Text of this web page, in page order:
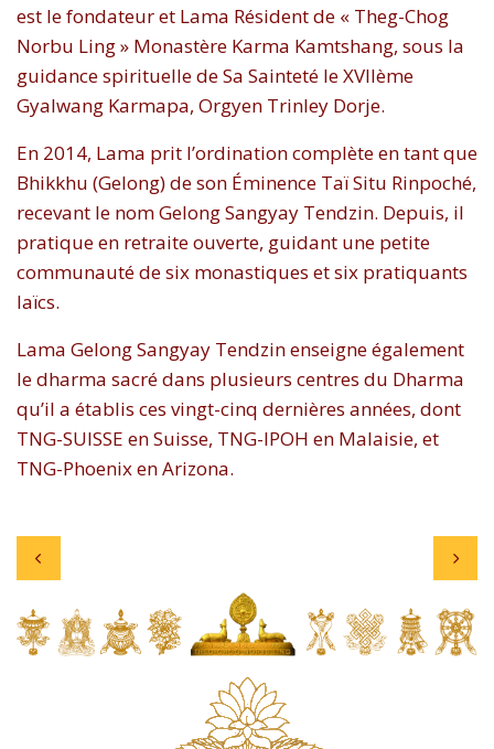
est le fondateur et Lama Résident de « Theg-Chog
Norbu Ling » Monastère Karma Kamtshang, sous la
guidance spirituelle de Sa Sainteté le XVIIème
Gyalwang Karmapa, Orgyen Trinley Dorje.
En 2014, Lama prit l’ordination complète en tant que
Bhikkhu (Gelong) de son Éminence Taï Situ Rinpoché,
recevant le nom Gelong Sangyay Tendzin. Depuis, il
pratique en retraite ouverte, guidant une petite
communauté de six monastiques et six pratiquants
laïcs.
Lama Gelong Sangyay Tendzin enseigne également
le dharma sacré dans plusieurs centres du Dharma
qu’il a établis ces vingt-cinq dernières années, dont
TNG-SUISSE en Suisse, TNG-IPOH en Malaisie, et
TNG-Phoenix en Arizona.